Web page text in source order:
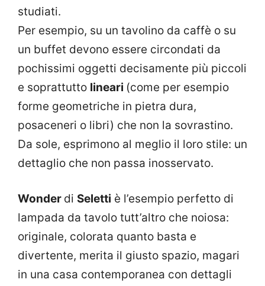
studiati.
Per esempio, su un tavolino da caffè o su
un buffet devono essere circondati da
pochissimi oggetti decisamente più piccoli
e soprattutto lineari (come per esempio
forme geometriche in pietra dura,
posaceneri o libri) che non la sovrastino.
Da sole, esprimono al meglio il loro stile: un
dettaglio che non passa inosservato.
Wonder di Seletti è l’esempio perfetto di
lampada da tavolo tutt’altro che noiosa:
originale, colorata quanto basta e
divertente, merita il giusto spazio, magari
in una casa contemporanea con dettagli